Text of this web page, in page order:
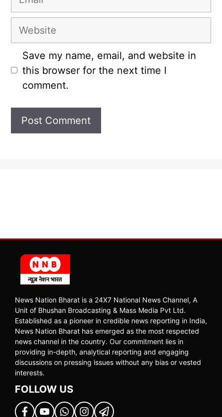
Website
Save my name, email, and website in
this browser for the next time I
comment.
News Nation Bharat is a 24X7 National News Channel, A
Unit of Bhushan Broadcasting & Mass Media Pvt Ltd.
Established as a pioneer in credible news reporting in India,
News Nation Bharat has emerged as the most respected
news channel in the country. Our commitment lies in
providing in-depth, analytical reporting and engaging
discussions on pressing issues without any bias or vested
interests.
FOLLOW US